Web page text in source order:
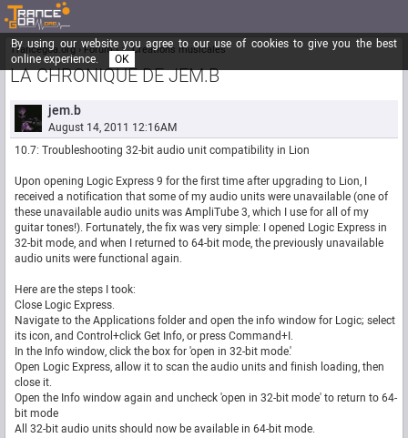
By using our website you agree to our use of cookies to give you the best
online experience.
OK
Trancegoa.org Forum ::. Créations musicales
LA CHRONIQUE DE JEM.B
jem.b
August 14, 2011 12:16AM
10.7: Troubleshooting 32-bit audio unit compatibility in Lion
Upon opening Logic Express 9 for the first time after upgrading to Lion, I
received a notification that some of my audio units were unavailable (one of
these unavailable audio units was AmpliTube 3, which I use for all of my
guitar tones!). Fortunately, the fix was very simple: I opened Logic Express in
32-bit mode, and when I returned to 64-bit mode, the previously unavailable
audio units were functional again.
Here are the steps I took:
Close Logic Express.
Navigate to the Applications folder and open the info window for Logic; select
its icon, and Control+click Get Info, or press Command+I.
In the Info window, click the box for 'open in 32-bit mode.'
Open Logic Express, allow it to scan the audio units and finish loading, then
close it.
Open the Info window again and uncheck 'open in 32-bit mode' to return to 64-
bit mode
All 32-bit audio units should now be available in 64-bit mode.